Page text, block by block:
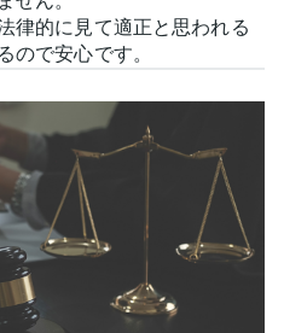
律的に見て適正と思われる
ので安心です。